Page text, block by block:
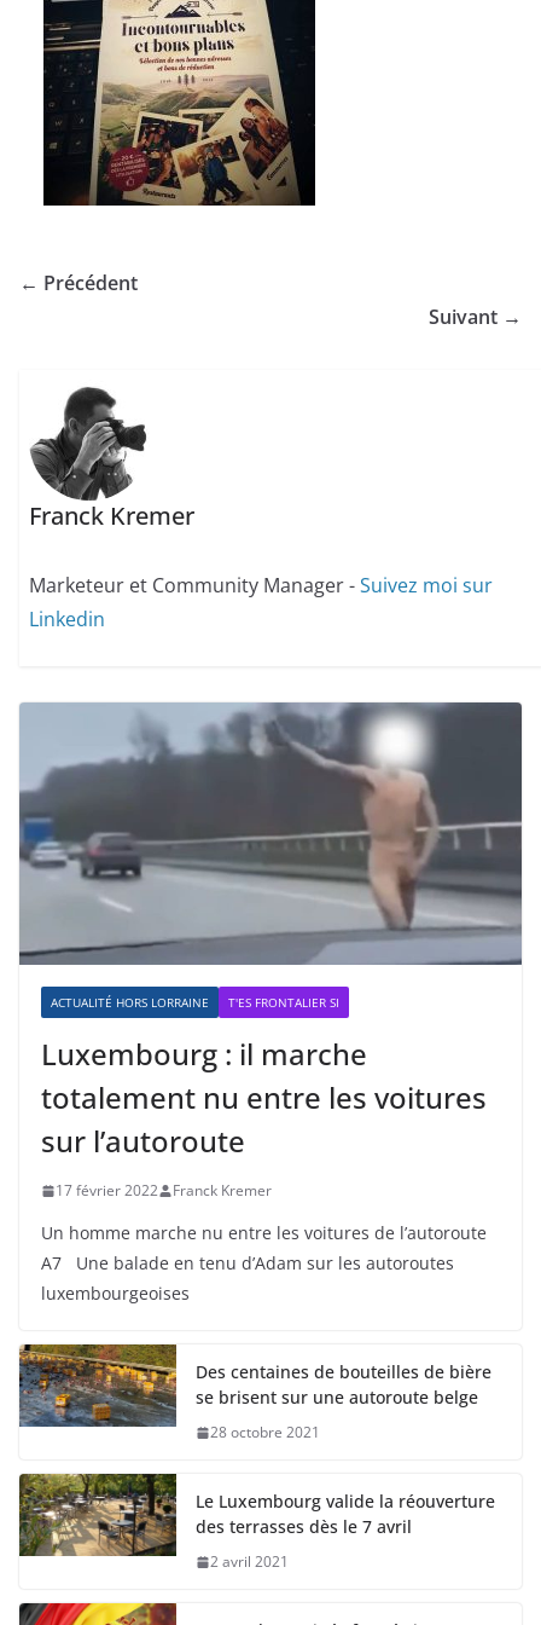
← Précédent
Suivant →
Franck Kremer
Marketeur et Community Manager -Suivez moi sur
Linkedin
ACTUALITÉ HORS LORRAINE T'ES FRONTALIER SI
Luxembourg : il marche
totalement nu entre les voitures
sur l’autoroute
17 février 2022 Franck Kremer
Un homme marche nu entre les voitures de l’autoroute
A7 Une balade en tenu d’Adam sur les autoroutes
luxembourgeoises
Des centaines de bouteilles de bière
se brisent sur une autoroute belge
28 octobre 2021
Le Luxembourg valide la réouverture
des terrasses dès le 7 avril
2 avril 2021